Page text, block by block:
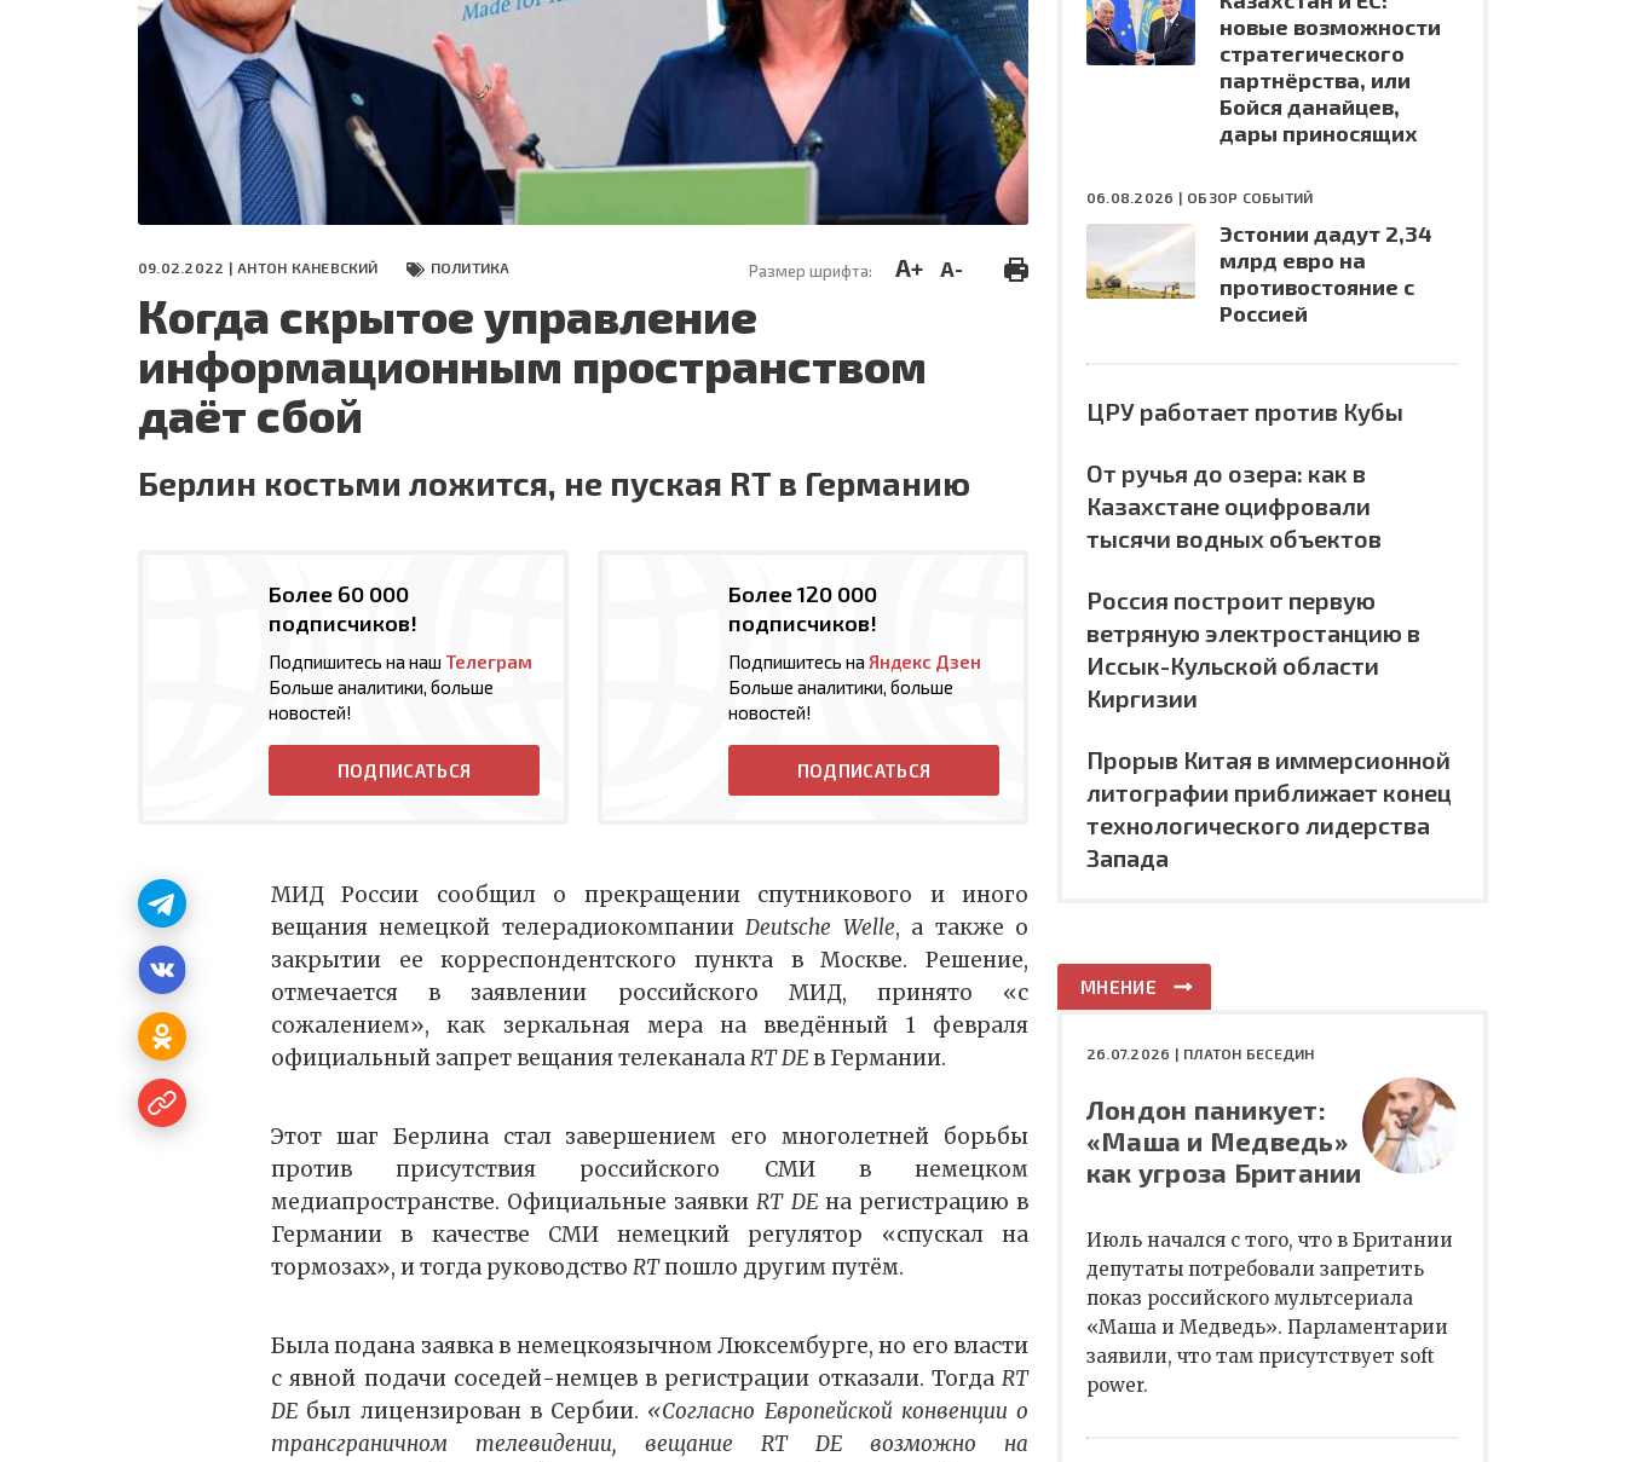
СЕГОДНЯ
ПОЛЯ БИТВЫ 2024
09.02.2022 |АНТОН КАНЕВСКИЙ ПОЛИТИКА Размер шрифта: A+ A-
Когда скрытое управление
информационным пространством
даёт сбой
Берлин костьми ложится, не пуская RT в Германию
Более 60 000
подписчиков!
Подпишитесь на наш Телеграм
Больше аналитики, больше
новостей!
ПОДПИСАТЬСЯ
Более 120 000
подписчиков!
Подпишитесь на Яндекс Дзен
Больше аналитики, больше
новостей!
ПОДПИСАТЬСЯ
МИД России сообщил о прекращении спутникового и иного
вещания немецкой телерадиокомпанииDeutsche Welle, а также о
закрытии ее корреспондентского пункта в Москве. Решение,
отмечается в заявлении российского МИД, принято «с
сожалением», как зеркальная мера на введённый 1 февраля
официальный запрет вещания телеканалаRT DEв Германии.
Этот шаг Берлина стал завершением его многолетней борьбы
против присутствия российского СМИ в немецком
медиапространстве. Официальные заявкиRT DE на регистрацию в
Германии в качестве СМИ немецкий регулятор «спускал на
тормозах», и тогда руководство RTпошло другим путём.
Была подана заявка в немецкоязычном Люксембурге, но его власти
с явной подачи соседей-немцев в регистрации отказали. Тогда RT
DE был лицензирован в Сербии. «Согласно Европейской конвенции о
трансграничном телевидении, вещание RT DE возможно на
новые возможности
стратегического
партнёрства, или
Бойся данайцев,
дары приносящих
06.08.2026 | ОБЗОР СОБЫТИЙ
Эстонии дадут 2,34
млрд евро на
противостояние с
Россией
ЦРУ работает против Кубы
От ручья до озера: как в
Казахстане оцифровали
тысячи водных объектов
Россия построит первую
ветряную электростанцию в
Иссык-Кульской области
Киргизии
Прорыв Китая в иммерсионной
литографии приближает конец
технологического лидерства
Запада
МНЕНИЕ
26.07.2026 | ПЛАТОН БЕСЕДИН
Лондон паникует:
«Маша и Медведь»
как угроза Британии
Июль начался с того, что в Британии
депутаты потребовали запретить
показ российского мультсериала
«Маша и Медведь». Парламентарии
заявили, что там присутствует soft
power.